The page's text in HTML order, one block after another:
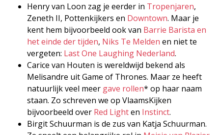
Henry van Loon zag je eerder in Tropenjaren,
Zeneth II, Pottenkijkers en Downtown. Maar je
kent hem bijvoorbeeld ook van Barrie Barista en
het einde der tijden, Niks Te Melden en niet te
vergeten: Last One Laughing Nederland.
Carice van Houten is wereldwijd bekend als
Melisandre uit Game of Thrones. Maar ze heeft
natuurlijk veel meer gave rollen* op haar naam
staan. Zo schreven we op VlaamsKijken
bijvoorbeeld over Red Lighten Instinct.
Birgit Schuurman is de zus van Katja Schuurman.